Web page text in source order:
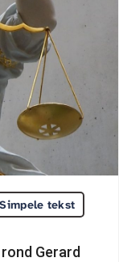
Simpele tekst
Gerard